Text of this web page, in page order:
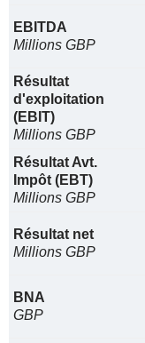
EBITDA
Millions GBP
Résultat
d'exploitation
(EBIT)
Millions GBP
Résultat Avt.
Impôt (EBT)
Millions GBP
Résultat net
Millions GBP
BNA
GBP